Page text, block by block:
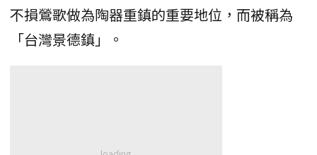
不損鶯歌做為陶器重鎮的重要地位，而被稱為
「台灣景德鎮」。